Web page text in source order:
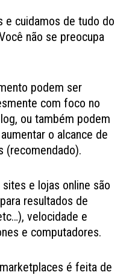
e cuidamos de tudo do
não se preocupa
podem ser
com foco no
ou também podem
o alcance de
(recomendado).
e lojas online são
resultados de
velocidade e
e computadores.
é feita de